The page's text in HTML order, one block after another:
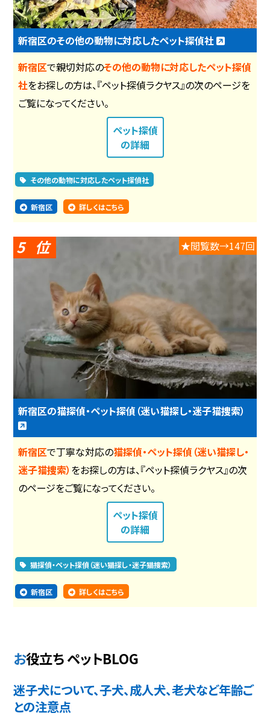
新宿区のその他の動物に対応したペット探偵社
新宿区で親切対応のその他の動物に対応したペット探偵
社をお探しの方は、『ペット探偵ラクヤス』の次のページを
ご覧になってください。
ペット探偵
の詳細
その他の動物に対応したペット探偵社
新宿区 詳しくはこちら
5 ★閲覧数→147回
新宿区の猫探偵・ペット探偵（迷い猫探し・迷子猫捜索）
新宿区で丁寧な対応の猫探偵・ペット探偵（迷い猫探し・
迷子猫捜索） をお探しの方は、『ペット探偵ラクヤス』の次
のページをご覧になってください。
ペット探偵
の詳細
猫探偵・ペット探偵（迷い猫探し・迷子猫捜索）
新宿区 詳しくはこちら
お役立ち ペットBLOG
迷子犬について、子犬、成人犬、老犬など年齢ご
との注意点